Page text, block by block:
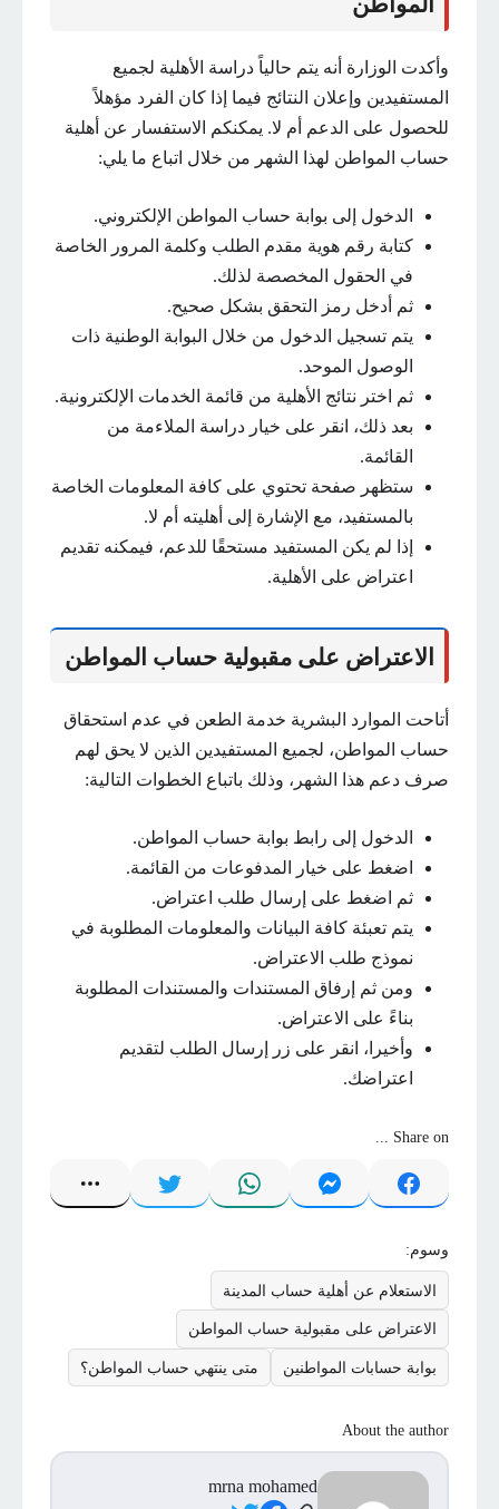
وأكدت الوزارة أنه يتم حالياً دراسة الأهلية لجميع
المستفيدين وإعلان النتائج فيما إذا كان الفرد مؤهلاً
للحصول على الدعم أم لا. يمكنكم الاستفسار عن أهلية
حساب المواطن لهذا الشهر من خلال اتباع ما يلي:
الدخول إلى بوابة حساب المواطن الإلكتروني.
كتابة رقم هوية مقدم الطلب وكلمة المرور الخاصة
في الحقول المخصصة لذلك.
ثم أدخل رمز التحقق بشكل صحيح.
يتم تسجيل الدخول من خلال البوابة الوطنية ذات
الوصول الموحد.
ثم اختر نتائج الأهلية من قائمة الخدمات الإلكترونية.
بعد ذلك، انقر على خيار دراسة الملاءمة من
القائمة.
ستظهر صفحة تحتوي على كافة المعلومات الخاصة
بالمستفيد، مع الإشارة إلى أهليته أم لا.
إذا لم يكن المستفيد مستحقًا للدعم، فيمكنه تقديم
اعتراض على الأهلية.
الاعتراض على مقبولية حساب المواطن
أتاحت الموارد البشرية خدمة الطعن في عدم استحقاق
حساب المواطن، لجميع المستفيدين الذين لا يحق لهم
صرف دعم هذا الشهر، وذلك باتباع الخطوات التالية:
الدخول إلى رابط بوابة حساب المواطن.
اضغط على خيار المدفوعات من القائمة.
ثم اضغط على إرسال طلب اعتراض.
يتم تعبئة كافة البيانات والمعلومات المطلوبة في
نموذج طلب الاعتراض.
ومن ثم إرفاق المستندات والمستندات المطلوبة
بناءً على الاعتراض.
وأخيرا، انقر على زر إرسال الطلب لتقديم
اعتراضك.
Share on ...
وسوم:
الاستعلام عن أهلية حساب المدينة
الاعتراض على مقبولية حساب المواطن
بوابة حسابات المواطنين متى ينتهي حساب المواطن؟
About the author
mrna mohamed